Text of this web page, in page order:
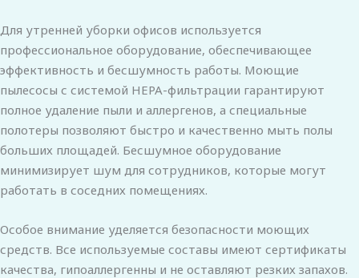
Для утренней уборки офисов используется
профессиональное оборудование, обеспечивающее
эффективность и бесшумность работы. Моющие
пылесосы с системой HEPA-фильтрации гарантируют
полное удаление пыли и аллергенов, а специальные
полотеры позволяют быстро и качественно мыть полы
больших площадей. Бесшумное оборудование
минимизирует шум для сотрудников, которые могут
работать в соседних помещениях.
Особое внимание уделяется безопасности моющих
средств. Все используемые составы имеют сертификаты
качества, гипоаллергенны и не оставляют резких запахов.